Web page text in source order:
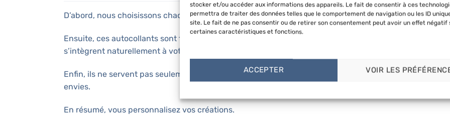
stocker et/ou accéder aux informations des appareils. Le fait de consentir à ces
permettra de traiter des données telles que le comportement de navigation ou les ID
site. Le fait de ne pas consentir ou de retirer son consentement peut avoir un effet négatif
certaines caractéristiques et fonctions.
ACCEPTER VOIR LES
D’abord, nous choisissons chaque citation avec attention. Les mots comptent. Ils doivent résonner. Ils
Ensuite, ces autocollants sont faciles à utiliser. Vous les collez où vous voulez. Dans un carnet, dans
s’intègrent naturellement à votre quotidien.
Enfin, ils ne servent pas seulement à décorer. Ils rappellent l’essentiel, ils soutiennent, ils
envies.
En résumé, vous personnalisez vos créations.